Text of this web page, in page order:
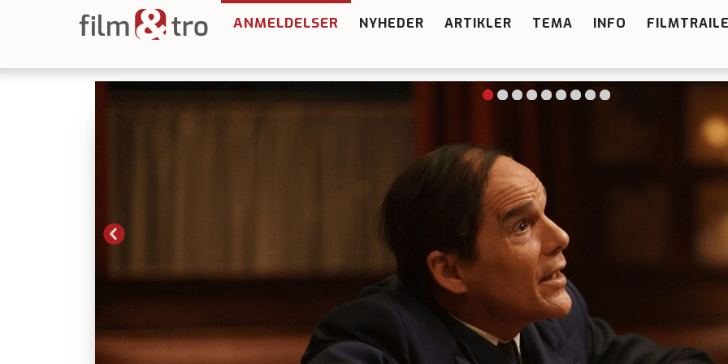
ANMELDELSER NYHEDER ARTIKLER TEMA INFO